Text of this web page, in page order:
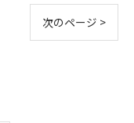
次のページ >